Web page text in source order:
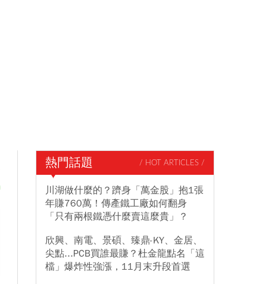
熱門話題 / HOT ARTICLES /
川湖做什麼的？躋身「萬金股」抱1張
年賺760萬！傳產鐵工廠如何翻身
「只有兩根鐵憑什麼賣這麼貴」？
欣興、南電、景碩、臻鼎-KY、金居、
尖點...PCB買誰最賺？杜金龍點名「這
檔」爆炸性強漲，11月末升段首選